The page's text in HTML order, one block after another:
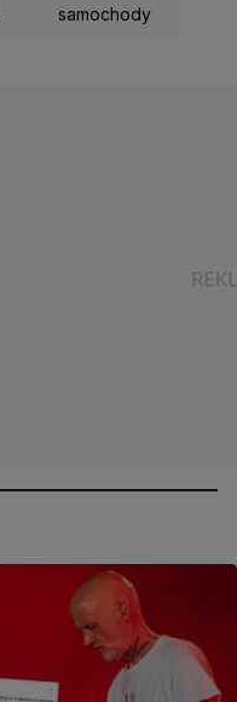
samochody